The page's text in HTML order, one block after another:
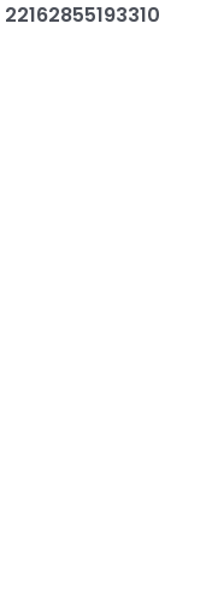
22162855193310